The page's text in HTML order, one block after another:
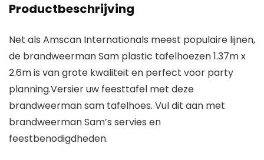
Productbeschrijving
Net als Amscan Internationals meest populaire lijnen,
de brandweerman Sam plastic tafelhoezen 1.37m x
2.6m is van grote kwaliteit en perfect voor party
planning.Versier uw feesttafel met deze
brandweerman sam tafelhoes. Vul dit aan met
brandweerman Sam’s servies en
feestbenodigdheden.